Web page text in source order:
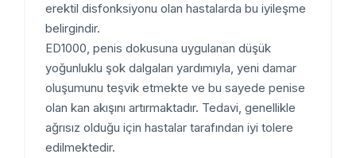
erektil disfonksiyonu olan hastalarda bu iyileşme
belirgindir.
ED1000, penis dokusuna uygulanan düşük
yoğunluklu şok dalgaları yardımıyla, yeni damar
oluşumunu teşvik etmekte ve bu sayede penise
olan kan akışını artırmaktadır. Tedavi, genellikle
ağrısız olduğu için hastalar tarafından iyi tolere
edilmektedir.